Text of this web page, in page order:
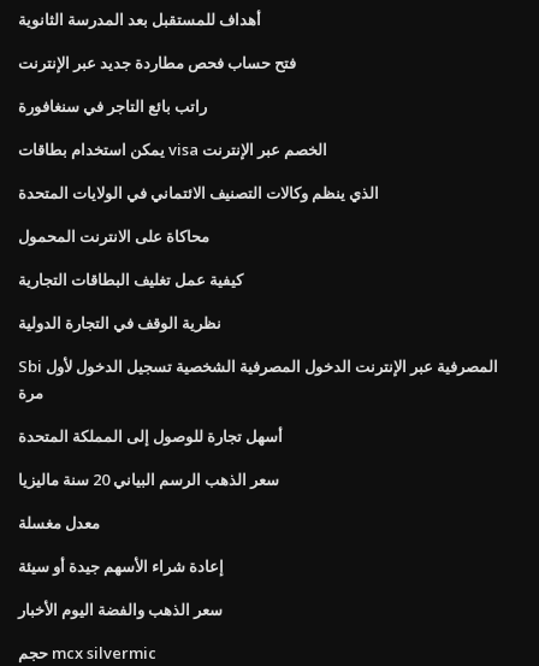
أهداف للمستقبل بعد المدرسة الثانوية
فتح حساب فحص مطاردة جديد عبر الإنترنت
راتب بائع التاجر في سنغافورة
يمكن استخدام بطاقات visa الخصم عبر الإنترنت
الذي ينظم وكالات التصنيف الائتماني في الولايات المتحدة
محاكاة على الانترنت المحمول
كيفية عمل تغليف البطاقات التجارية
نظرية الوقف في التجارة الدولية
Sbi المصرفية عبر الإنترنت الدخول المصرفية الشخصية تسجيل الدخول لأول
مرة
أسهل تجارة للوصول إلى المملكة المتحدة
سعر الذهب الرسم البياني 20 سنة ماليزيا
معدل مغسلة
إعادة شراء الأسهم جيدة أو سيئة
سعر الذهب والفضة اليوم الأخبار
حجم mcx silvermic